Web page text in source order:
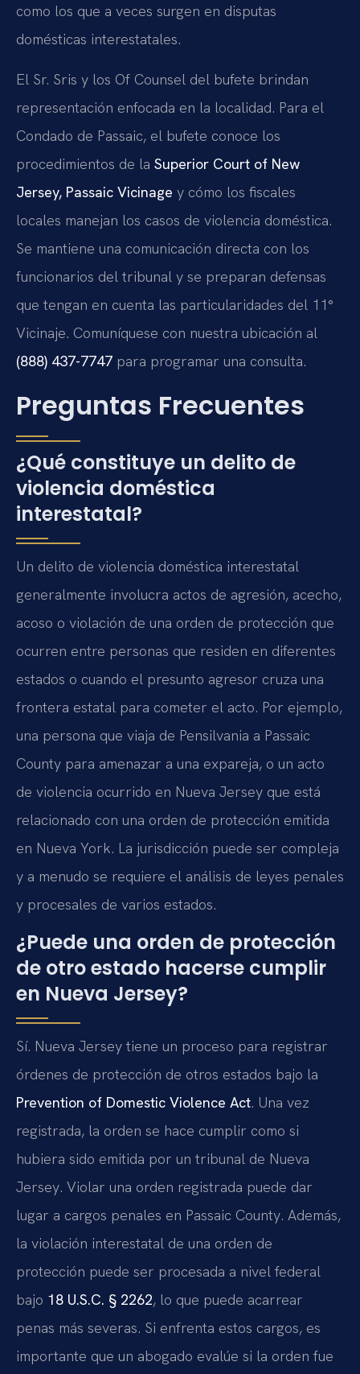
como los que a veces surgen en disputas
domésticas interestatales.
El Sr. Sris y los Of Counsel del bufete brindan
representación enfocada en la localidad. Para el
Condado de Passaic, el bufete conoce los
procedimientos de la Superior Court of New
Jersey, Passaic Vicinage y cómo los fiscales
locales manejan los casos de violencia doméstica.
Se mantiene una comunicación directa con los
funcionarios del tribunal y se preparan defensas
que tengan en cuenta las particularidades del 11°
Vicinaje. Comuníquese con nuestra ubicación al
(888) 437-7747 para programar una consulta.
Preguntas Frecuentes
¿Qué constituye un delito de
violencia doméstica
interestatal?
Un delito de violencia doméstica interestatal
generalmente involucra actos de agresión, acecho,
acoso o violación de una orden de protección que
ocurren entre personas que residen en diferentes
estados o cuando el presunto agresor cruza una
frontera estatal para cometer el acto. Por ejemplo,
una persona que viaja de Pensilvania a Passaic
County para amenazar a una expareja, o un acto
de violencia ocurrido en Nueva Jersey que está
relacionado con una orden de protección emitida
en Nueva York. La jurisdicción puede ser compleja
y a menudo se requiere el análisis de leyes penales
y procesales de varios estados.
¿Puede una orden de protección
de otro estado hacerse cumplir
en Nueva Jersey?
Sí. Nueva Jersey tiene un proceso para registrar
órdenes de protección de otros estados bajo la
Prevention of Domestic Violence Act. Una vez
registrada, la orden se hace cumplir como si
hubiera sido emitida por un tribunal de Nueva
Jersey. Violar una orden registrada puede dar
lugar a cargos penales en Passaic County. Además,
la violación interestatal de una orden de
protección puede ser procesada a nivel federal
bajo 18 U.S.C. § 2262, lo que puede acarrear
penas más severas. Si enfrenta estos cargos, es
importante que un abogado evalúe si la orden fue